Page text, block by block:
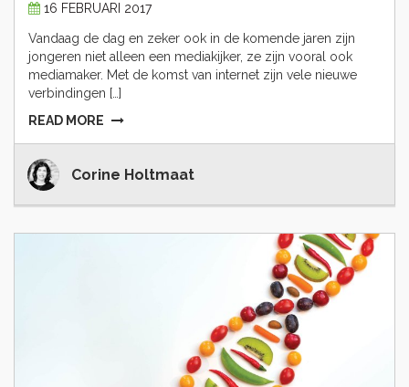
16 FEBRUARI 2017
Vandaag de dag en zeker ook in de komende jaren zijn
jongeren niet alleen een mediakijker, ze zijn vooral ook
mediamaker. Met de komst van internet zijn vele nieuwe
verbindingen […]
READ MORE
Corine Holtmaat